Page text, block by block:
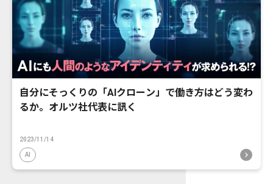
自分にそっくりの「AIクローン」で働き方はどう変わ
るか。オルツ社代表に訊く
2023/11/14
AI